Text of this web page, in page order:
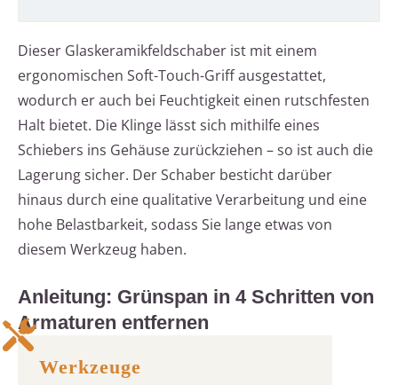
Dieser Glaskeramikfeldschaber ist mit einem
ergonomischen Soft-Touch-Griff ausgestattet,
wodurch er auch bei Feuchtigkeit einen rutschfesten
Halt bietet. Die Klinge lässt sich mithilfe eines
Schiebers ins Gehäuse zurückziehen – so ist auch die
Lagerung sicher. Der Schaber besticht darüber
hinaus durch eine qualitative Verarbeitung und eine
hohe Belastbarkeit, sodass Sie lange etwas von
diesem Werkzeug haben.
Anleitung: Grünspan in 4 Schritten von
Armaturen entfernen